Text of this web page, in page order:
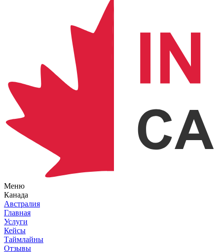
Меню
Канада
Австралия
Главная
Услуги
Кейсы
Таймлайны
Отзывы